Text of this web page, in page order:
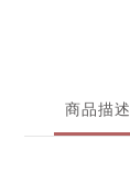
商品描述